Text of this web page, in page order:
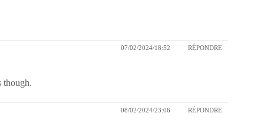
07/02/2024/18:52 RÉPONDRE
though.
08/02/2024/23:06 RÉPONDRE